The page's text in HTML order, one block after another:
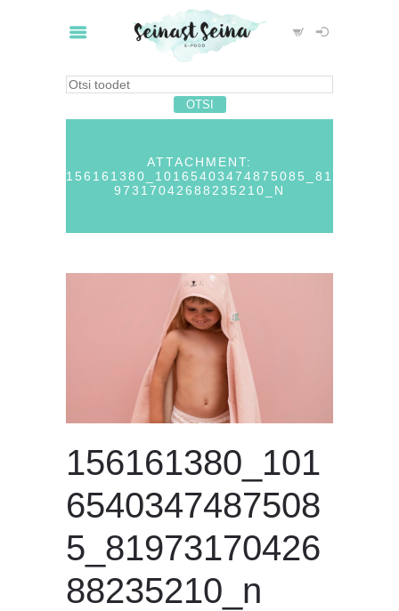
ATTACHMENT:
156161380_10165403474875085_81
97317042688235210_N
156161380_101
6540347487508
5_81973170426
88235210_n